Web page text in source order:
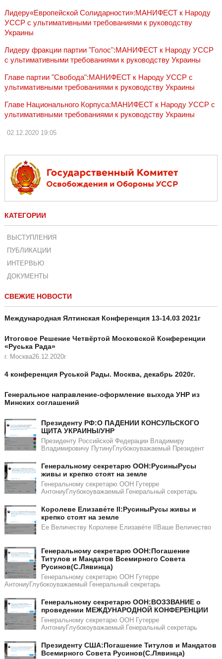
Лидеру«Европейской Солидарности»:МАНИФЕСТ к Народу
УССР с ультимативными требованиями к руководству
Украины
Лидеру фракции партии "Голос":МАНИФЕСТ к Народу УССР
с ультимативными требованиями к руководству Украины
Главе партии "Свобода":МАНИФЕСТ к Народу УССР с
ультимативными требованиями к руководству Украины
Главе Национального Корпуса:МАНИФЕСТ к Народу УССР с
ультимативными требованиями к руководству Украины
02.12.2020 19:05
КАТЕГОРИИ
ВЫСТУПЛЕНИЯ
ПУБЛИКАЦИИ
ИНТЕРВЬЮ
ДОКУМЕНТЫ
СВЕЖИЕ НОВОСТИ
Международная Ялтинская Конференция 13-14.03 2021г
Итоговое Решение Четвёртой Московской Конференции
«Руська Рада»
г. Москва26.12.2020г
4 конференция Руськой Рады. Москва, декабрь 2020г.
Генеральное направление-оформление выхода УНР из
Минских соглашений
Президенту РФ:О ПАДЕНИИ КОНСУЛЬСКОГО
ЩИТА УКРАИНЫ/УНР​​
Президенту Российской Федерации Владимиру
Владимировичу ПутинуГлубокоуважаемый Президент
Генеральному секретарю ООН:РусиныРусы
живы и крепко стоят на земле
Генеральному секретарю ООН Гутерре
АнтониуГлубокоуважаемый Генеральный секретарь
Королеве Елизаве́те II:РусиныРусы живы и
крепко стоят на земле
Ее Величеству Королеве Елизаве́те IIВаше Величество
Генеральному секретарю ООН:Погашение
Титулов и Мандатов Всемирного Совета
Русинов(С.Лявинца)​​
Генеральному секретарю ООН Гутерре
АнтониуГлубокоуважаемый Генеральный секретарь
Генеральному секретарю ООН:ВОЗЗВАНИЕ о
проведении МЕЖДУНАРОДНОЙ КОНФЕРЕНЦИИ
Генеральному секретарю ООН Гутерре
АнтониуГлубокоуважаемый Генеральный секретарь
​​Президенту США:Погашение Титулов и Мандатов
Всемирного Совета Русинов(С.Лявинца)​